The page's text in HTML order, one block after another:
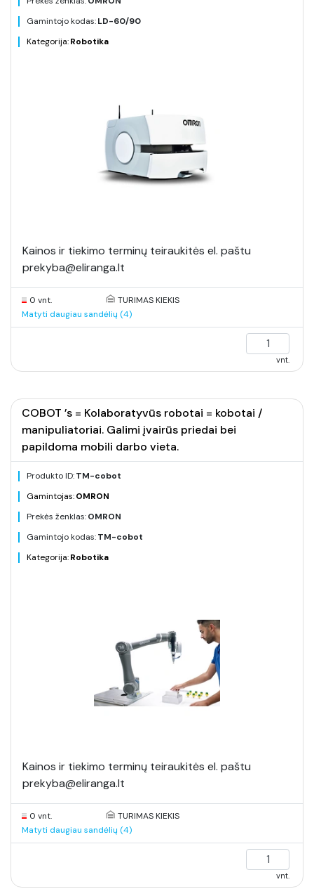
Gamintojo kodas:LD-60/90
Kategorija:Robotika
Kainos ir tiekimo terminų teiraukitės el. paštu
prekyba@eliranga.lt
0 vnt.
TURIMAS KIEKIS
Matyti daugiau sandėlių (4)
vnt.
COBOT ’s = Kolaboratyvūs robotai = kobotai /
manipuliatoriai. Galimi įvairūs priedai bei
papildoma mobili darbo vieta.
Produkto ID:TM-cobot
Gamintojas:OMRON
Prekės ženklas:OMRON
Gamintojo kodas:TM-cobot
Kategorija:Robotika
Kainos ir tiekimo terminų teiraukitės el. paštu
prekyba@eliranga.lt
0 vnt.
TURIMAS KIEKIS
Matyti daugiau sandėlių (4)
vnt.